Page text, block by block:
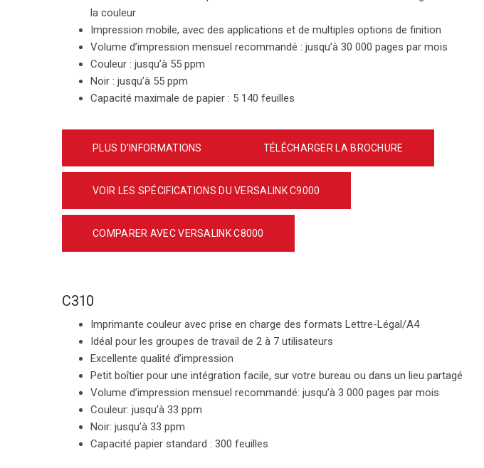
la couleur
Impression mobile, avec des applications et de multiples options de finition
Volume d’impression mensuel recommandé : jusqu’à 30 000 pages par mois
Couleur : jusqu’à 55 ppm
Noir : jusqu’à 55 ppm
Capacité maximale de papier : 5 140 feuilles
PLUS D'INFORMATIONS TÉLÉCHARGER LA BROCHURE
VOIR LES SPÉCIFICATIONS DU VERSALINK C9000
COMPARER AVEC VERSALINK C8000
C310
Imprimante couleur avec prise en charge des formats Lettre-Légal/A4
Idéal pour les groupes de travail de 2 à 7 utilisateurs
Excellente qualité d’impression
Petit boîtier pour une intégration facile, sur votre bureau ou dans un lieu partagé
Volume d’impression mensuel recommandé: jusqu’à 3 000 pages par mois
Couleur: jusqu’à 33 ppm
Noir: jusqu’à 33 ppm
Capacité papier standard : 300 feuilles